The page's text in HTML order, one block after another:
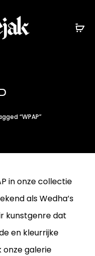
“WPAP”
in onze collectie
als Wedha’s
kunstgenre dat
en kleurrijke
onze galerie